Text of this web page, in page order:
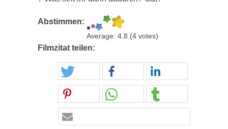
Abstimmen:
Average: 4.8 (4 votes)
Filmzitat teilen: